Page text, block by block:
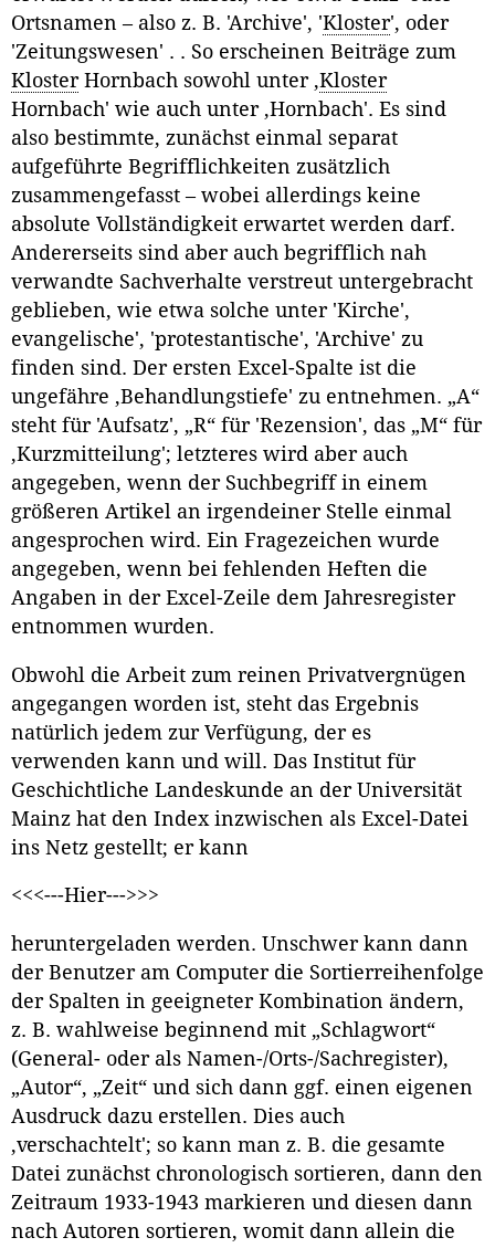
Ortsnamen – also z. B. 'Archive', 'Kloster', oder
'Zeitungswesen' . . So erscheinen Beiträge zum
KlosterHornbach sowohl unter ‚Kloster
Hornbach' wie auch unter ‚Hornbach'. Es sind
also bestimmte, zunächst einmal separat
aufgeführte Begrifflichkeiten zusätzlich
zusammengefasst – wobei allerdings keine
absolute Vollständigkeit erwartet werden darf.
Andererseits sind aber auch begrifflich nah
verwandte Sachverhalte verstreut untergebracht
geblieben, wie etwa solche unter 'Kirche',
evangelische', 'protestantische', 'Archive' zu
finden sind. Der ersten Excel-Spalte ist die
ungefähre ‚Behandlungstiefe' zu entnehmen. „A“
steht für 'Aufsatz', „R“ für 'Rezension', das „M“ für
‚Kurzmitteilung'; letzteres wird aber auch
angegeben, wenn der Suchbegriff in einem
größeren Artikel an irgendeiner Stelle einmal
angesprochen wird. Ein Fragezeichen wurde
angegeben, wenn bei fehlenden Heften die
Angaben in der Excel-Zeile dem Jahresregister
entnommen wurden.
Obwohl die Arbeit zum reinen Privatvergnügen
angegangen worden ist, steht das Ergebnis
natürlich jedem zur Verfügung, der es
verwenden kann und will. Das Institut für
Geschichtliche Landeskunde an der Universität
Mainz hat den Index inzwischen als Excel-Datei
ins Netz gestellt; er kann
<<<---Hier--->>>
heruntergeladen werden. Unschwer kann dann
der Benutzer am Computer die Sortierreihenfolge
der Spalten in geeigneter Kombination ändern,
z. B. wahlweise beginnend mit „Schlagwort“
(General- oder als Namen-/Orts-/Sachregister),
„Autor“, „Zeit“ und sich dann ggf. einen eigenen
Ausdruck dazu erstellen. Dies auch
‚verschachtelt'; so kann man z. B. die gesamte
Datei zunächst chronologisch sortieren, dann den
Zeitraum 1933-1943 markieren und diesen dann
nach Autoren sortieren, womit dann allein die